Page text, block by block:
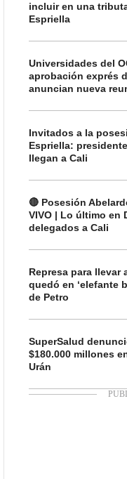
incluir en una
Espriella
Universidades del
aprobación exprés
anuncian nueva
Invitados a la
Espriella:
llegan a Cali
🔴 Posesión
VIVO | Lo último en
delegados a Cali
Represa para llevar
quedó en ‘elefante
de Petro
SuperSalud
$180.000 millones
Urán